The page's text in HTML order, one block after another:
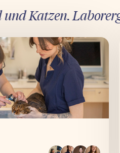
Katzen.